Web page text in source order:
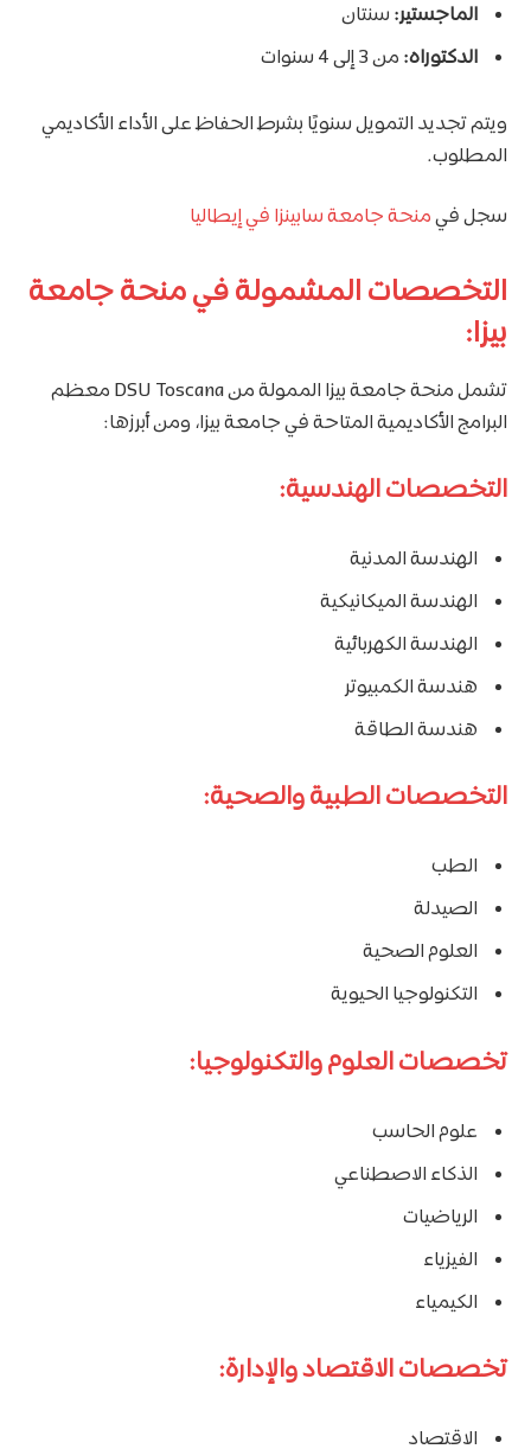
الماجستير: سنتان
الدكتوراه: من 3 إلى 4 سنوات
ويتم تجديد التمويل سنويًا بشرط الحفاظ على الأداء الأكاديمي
المطلوب.
سجل فيمنحة جامعة سابينزا في إيطاليا
التخصصات المشمولة في منحة جامعة
بيزا:
تشمل منحة جامعة بيزا الممولة من DSU Toscana معظم
البرامج الأكاديمية المتاحة في جامعة بيزا، ومن أبرزها:
التخصصات الهندسية:
الهندسة المدنية
الهندسة الميكانيكية
الهندسة الكهربائية
هندسة الكمبيوتر
هندسة الطاقة
التخصصات الطبية والصحية:
الطب
الصيدلة
العلوم الصحية
التكنولوجيا الحيوية
تخصصات العلوم والتكنولوجيا:
علوم الحاسب
الذكاء الاصطناعي
الرياضيات
الفيزياء
الكيمياء
تخصصات الاقتصاد والإدارة:
الاقتصاد